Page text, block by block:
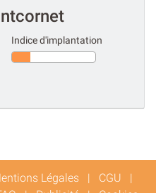
Indice d'implantation
Légales | CGU |